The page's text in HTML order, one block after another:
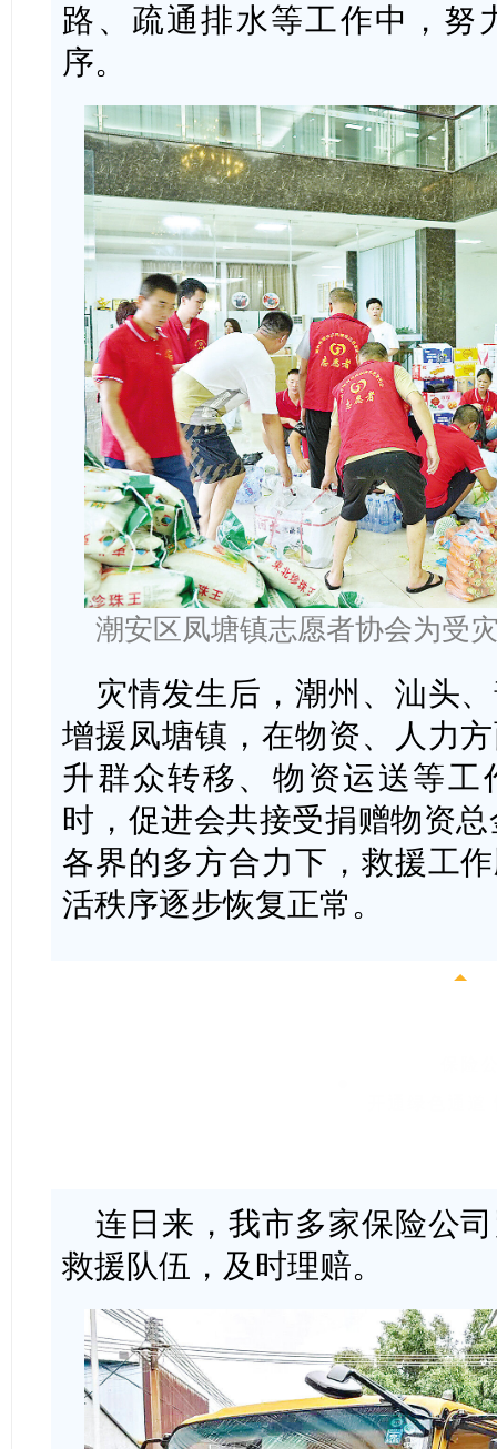
路、疏通排水等工作中，努
序。
潮安区凤塘镇志愿者协会为受
灾情发生后，潮州、汕头
增援凤塘镇，在物资、人力
升群众转移、物资运送等
时，促进会共接受捐赠物资
各界的多方合力下，救援工
活秩序逐步恢复正常。
连日来，我市多家保险公
救援队伍，及时理赔。